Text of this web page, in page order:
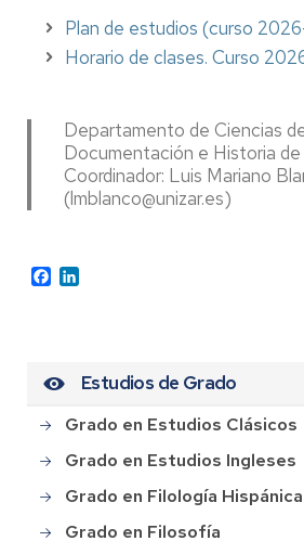
Plan de estudios (curso
Horario de clases. Curso
Departamento de Ciencias
Documentación e Historia de
Coordinador: Luis Mariano
(lmblanco@unizar.es)
Facebook
Estudios de Grado
Grado en Estudios Clásicos
Grado en Estudios Ingleses
Grado en Filología Hispánica
Grado en Filosofía